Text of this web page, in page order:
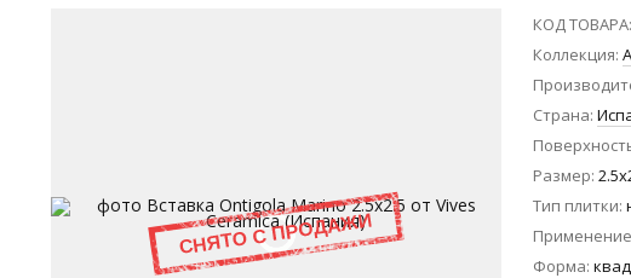
КОД ТОВАРА
Коллекция
Страна
Размер
Тип плитки
Применение
Форма